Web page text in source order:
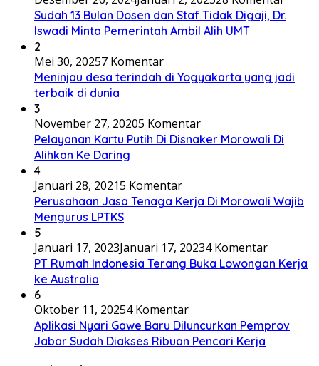
Sudah 13 Bulan Dosen dan Staf Tidak Digaji, Dr.
Iswadi Minta Pemerintah Ambil Alih UMT
2
Mei 30, 20257 Komentar
Meninjau desa terindah di Yogyakarta yang jadi
terbaik di dunia
3
November 27, 20205 Komentar
Pelayanan Kartu Putih Di Disnaker Morowali Di
Alihkan Ke Daring
4
Januari 28, 20215 Komentar
Perusahaan Jasa Tenaga Kerja Di Morowali Wajib
Mengurus LPTKS
5
Januari 17, 2023Januari 17, 20234 Komentar
PT Rumah Indonesia Terang Buka Lowongan Kerja
ke Australia
6
Oktober 11, 20254 Komentar
Aplikasi Nyari Gawe Baru Diluncurkan Pemprov
Jabar Sudah Diakses Ribuan Pencari Kerja